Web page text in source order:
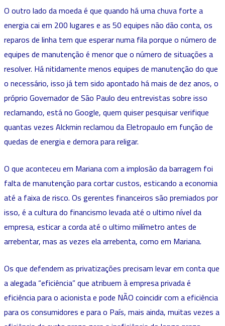
O outro lado da moeda é que quando há uma chuva forte a
energia cai em 200 lugares e as 50 equipes não dão conta, os
reparos de linha tem que esperar numa fila porque o número de
equipes de manutenção é menor que o número de situações a
resolver. Há nitidamente menos equipes de manutenção do que
o necessário, isso já tem sido apontado há mais de dez anos, o
próprio Governador de São Paulo deu entrevistas sobre isso
reclamando, está no Google, quem quiser pesquisar verifique
quantas vezes Alckmin reclamou da Eletropaulo em função de
quedas de energia e demora para religar.
O que aconteceu em Mariana com a implosão da barragem foi
falta de manutenção para cortar custos, esticando a economia
até a faixa de risco. Os gerentes financeiros são premiados por
isso, é a cultura do financismo levada até o ultimo nível da
empresa, esticar a corda até o ultimo milímetro antes de
arrebentar, mas as vezes ela arrebenta, como em Mariana.
Os que defendem as privatizações precisam levar em conta que
a alegada “eficiência” que atribuem à empresa privada é
eficiência para o acionista e pode NÃO coincidir com a eficiência
para os consumidores e para o País, mais ainda, muitas vezes a